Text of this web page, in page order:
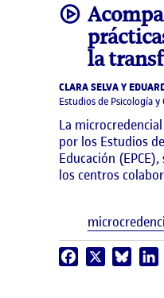
video
la
CLARA SELVA Y
Estudios de Psicología y
La
por los Estudios
Educación
los centros
Facebook